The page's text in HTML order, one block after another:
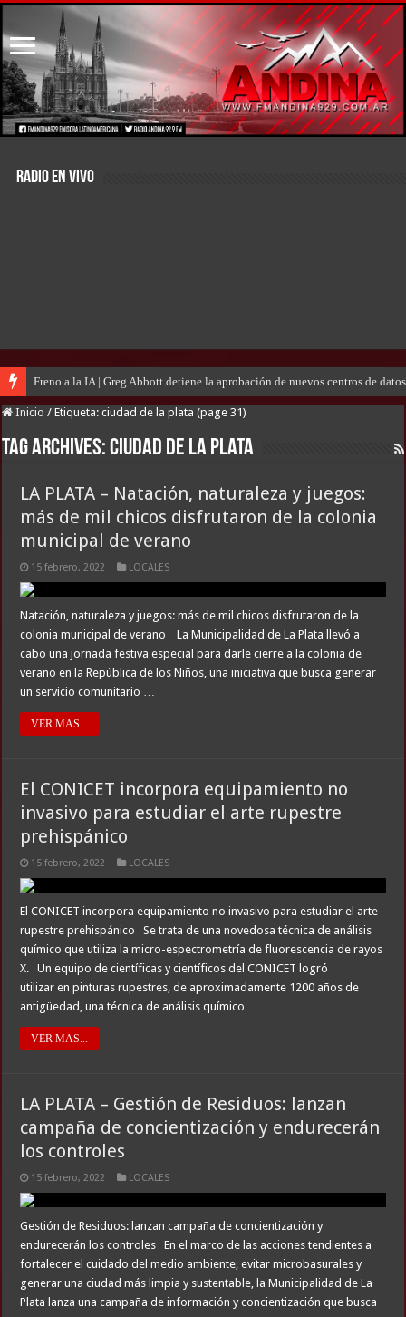
RADIO EN VIVO
Freno a la IA | Greg Abbott detiene la aprobación de nuevos centros de
Inicio / Etiqueta:ciudad de la plata (page 31)
Tag Archives:ciudad de la plata
LA PLATA – Natación, naturaleza y juegos:
más de mil chicos disfrutaron de la colonia
municipal de verano
15 febrero, 2022 LOCALES
Natación, naturaleza y juegos: más de mil chicos disfrutaron de la
colonia municipal de verano La Municipalidad de La Plata llevó a
cabo una jornada festiva especial para darle cierre a la colonia de
verano en la República de los Niños, una iniciativa que busca generar
un servicio comunitario …
VER MAS...
El CONICET incorpora equipamiento no
invasivo para estudiar el arte rupestre
prehispánico
15 febrero, 2022 LOCALES
El CONICET incorpora equipamiento no invasivo para estudiar el arte
rupestre prehispánico Se trata de una novedosa técnica de análisis
químico que utiliza la micro-espectrometría de fluorescencia de rayos
X. Un equipo de científicas y científicos del CONICET logró
utilizar en pinturas rupestres, de aproximadamente 1200 años de
antigüedad, una técnica de análisis químico …
VER MAS...
LA PLATA – Gestión de Residuos: lanzan
campaña de concientización y endurecerán
los controles
15 febrero, 2022 LOCALES
Gestión de Residuos: lanzan campaña de concientización y
endurecerán los controles En el marco de las acciones tendientes a
fortalecer el cuidado del medio ambiente, evitar microbasurales y
generar una ciudad más limpia y sustentable, la Municipalidad de La
Plata lanza una campaña de información y concientización que busca